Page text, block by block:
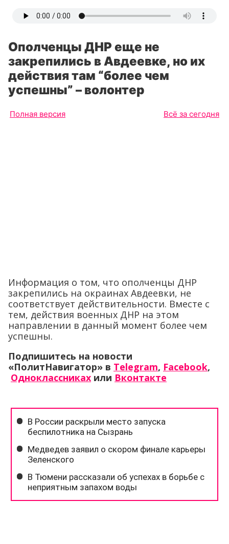
Ополченцы ДНР еще не
закрепились в Авдеевке, но их
действия там “более чем
успешны” – волонтер
Полная версия Всё за сегодня
Информация о том, что ополченцы ДНР
закрепились на окраинах Авдеевки, не
соответствует действительности. Вместе с
тем, действия военных ДНР на этом
направлении в данный момент более чем
успешны.
Подпишитесь на новости
«ПолитНавигатор» в Telegram, Facebook,
Одноклассниках или Вконтакте